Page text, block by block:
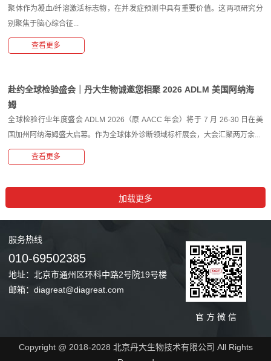
聚体作为凝血/纤溶激活标志物，在并发症预测中具有重要价值。这两项研究分
别聚焦于脑心综合征...
查看更多
赴约全球检验盛会｜丹大生物诚邀您相聚 2026 ADLM 美国阿纳海
姆
全球检验行业年度盛会 ADLM 2026（原 AACC 年会）将于 7 月 26-30 日在美
国加州阿纳海姆盛大启幕。作为全球体外诊断领域标杆展会，大会汇聚两万余...
查看更多
服务热线
010-69502385
地址：北京市通州区环科中路2号院19号楼
邮箱：diagreat@diagreat.com
官 方 微 信
Copyright @ 2018-2028 北京丹大生物技术有限公司 All Rights